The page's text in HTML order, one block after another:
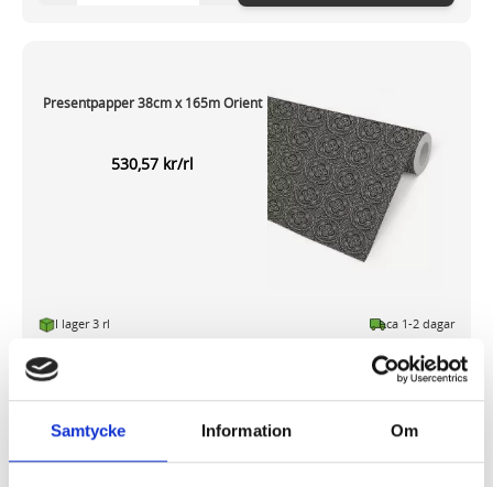
Samtycke Information Om
Presentpapper 38cm x 165m Orient
530,57 kr/rl
I lager 3 rl ca 1-2 dagar
-